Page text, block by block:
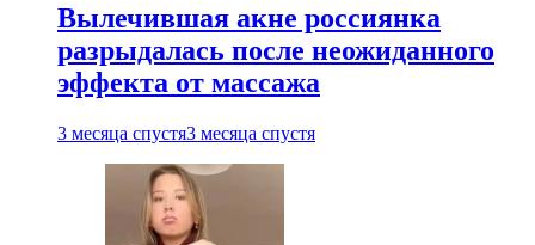
Вылечившая акне россиянка
разрыдалась после неожиданного
эффекта от массажа
3 месяца спустя3 месяца спустя